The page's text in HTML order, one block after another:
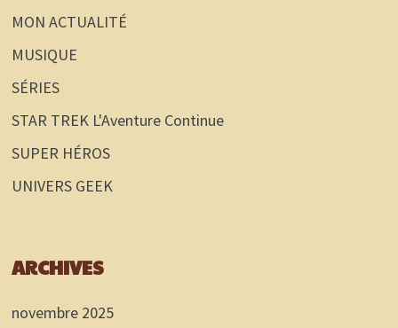
MON ACTUALITÉ
MUSIQUE
SÉRIES
STAR TREK L'Aventure Continue
SUPER HÉROS
UNIVERS GEEK
ARCHIVES
novembre 2025